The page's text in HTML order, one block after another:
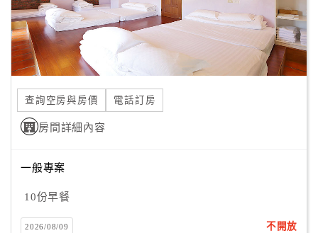
查詢空房與房價 電話訂房
房間詳細內容
一般專案
10份早餐
2026/08/09 不開放